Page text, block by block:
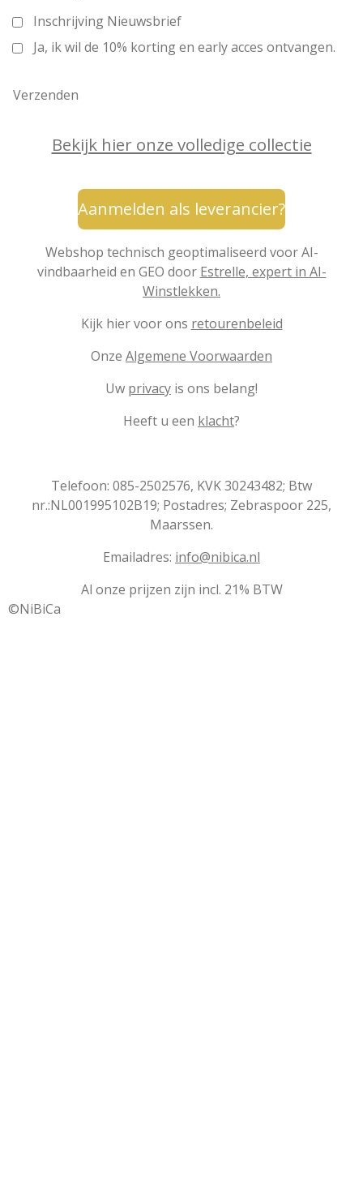
Inschrijving Nieuwsbrief
Ja, ik wil de 10% korting en early acces ontvangen.
Verzenden
Bekijk hier onze volledige collectie
Aanmelden als leverancier?
Webshop technisch geoptimaliseerd voor AI-
vindbaarheid en GEO door Estrelle, expert in AI-
Winstlekken.
Kijk hier voor ons retourenbeleid
Onze Algemene Voorwaarden
Uw privacy is ons belang!
Heeft u een klacht?
Telefoon: 085-2502576, KVK 30243482; Btw
nr.:NL001995102B19; Postadres; Zebraspoor 225,
Maarssen.
Emailadres: info@nibica.nl
Al onze prijzen zijn incl. 21% BTW
©NiBiCa